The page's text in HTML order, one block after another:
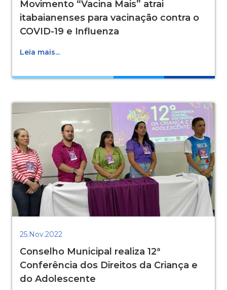
Movimento “Vacina Mais” atrai
itabaianenses para vacinação contra o
COVID-19 e Influenza
Leia mais...
25.Nov.2022
Conselho Municipal realiza 12ª
Conferência dos Direitos da Criança e
do Adolescente